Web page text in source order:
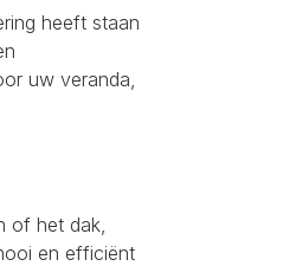
heeft staan
uw veranda,
of het dak,
en efficiënt